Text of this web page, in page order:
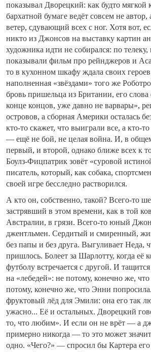
показывал Дворецкий: как будто мягкой
бархатной бумаге ведёт совсем не
ветер, сдувающий всех с ног. Хотя вот,
никто из Джонсов на выставку картин
художника идти не собирался: по
показывали фильм про рейнджеров и
то в кухонном шкафу ждала своих
наполненная «звёздами» того же
бровь пришельца из Британии, его
конце концов, уже давно не варвары»,
островов, а сборная Америки осталась
кто-то скажет, что выиграли все, а кто-
— ещё не бой, не целая война. И, в
первый, и второй, однако ближе всех к
Боулз-Фицпатрик зовёт «суровой
писатель, который, как собака,
своей игре бесследно растворился.
А кто он, собственно, такой? Всего-то
застрявший в этом времени, как в той
Австралии, в грязи. Всего-то юный
джентльмен. Сердитый и смиренный,
без папы и без друга. Выгуливает Неда,
пришлось. Болеет за Шарлотту, когда её
футболу встречается с другой. И
на «лебедей»: не потому, конечно же,
потому, конечно же, что Энни
фруктовый лёд для Эмили: она его так
ужасно... Её и остальных. Дворецкий
то, что любим». И если он не врёт — а
примерно никогда — то это может
одно. «Чего?» — спросил бы Картера его